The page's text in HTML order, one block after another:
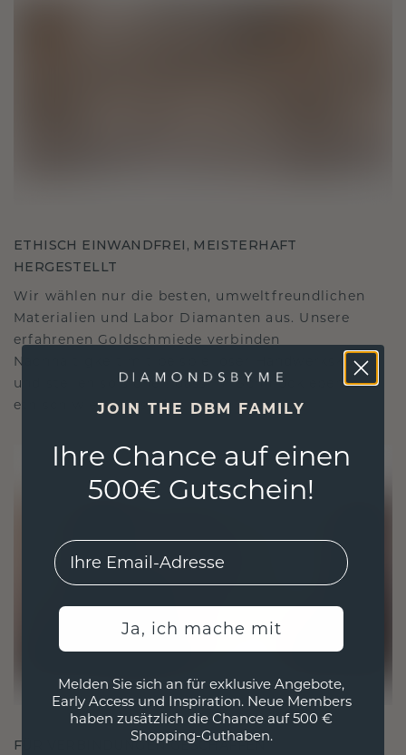
ETHISCH EINWANDFREI, MEISTERHAFT
HERGESTELLT
Wir wählen nur die besten, umweltfreundlichen
Materialien und Labor Diamanten aus. Unsere
erfahrenen Goldschmiede verbinden
Nachhaltigkeit mit beispielloser Handwerkskunst
und stellen so sicher, dass Ihr Schmuck ebenso
ethisch wie exquisit ist.
FÜR VERBINDUNGEN GESCHAFFEN
JOIN THE DBM FAMILY
Ihre Chance auf einen
500€ Gutschein!
EMail
Ja, ich mache mit
Melden Sie sich an für exklusive Angebote,
Early Access und Inspiration. Neue Members
haben zusätzlich die Chance auf 500 €
Shopping-Guthaben.